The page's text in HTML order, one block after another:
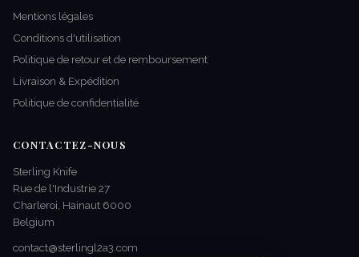
Mentions légales
Conditions d'utilisation
Politique de retour et de remboursement
Livraison & Expédition
Politique de confidentialité
CONTACTEZ-NOUS
Sterling Knife
Rue de l'Industrie 27
Charleroi, Hainaut 6000
Belgium
contact@sterlingl2a3.com